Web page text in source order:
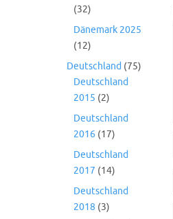
(32)
Dänemark 2025
(12)
Deutschland (75)
Deutschland
2015 (2)
Deutschland
2016 (17)
Deutschland
2017 (14)
Deutschland
2018 (3)